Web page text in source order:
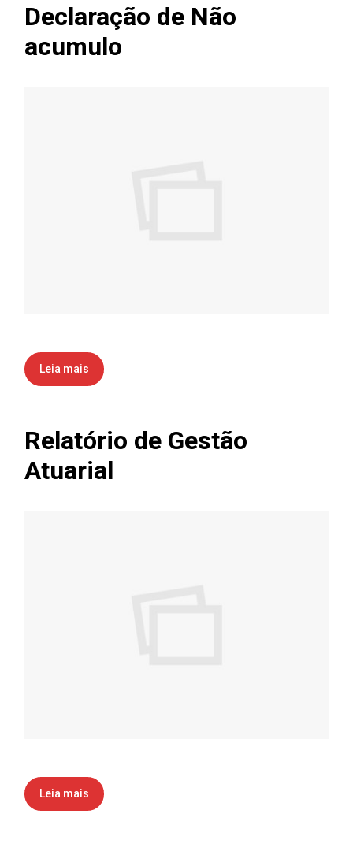
Declaração de Não
acumulo
Leia mais
Relatório de Gestão
Atuarial
Leia mais